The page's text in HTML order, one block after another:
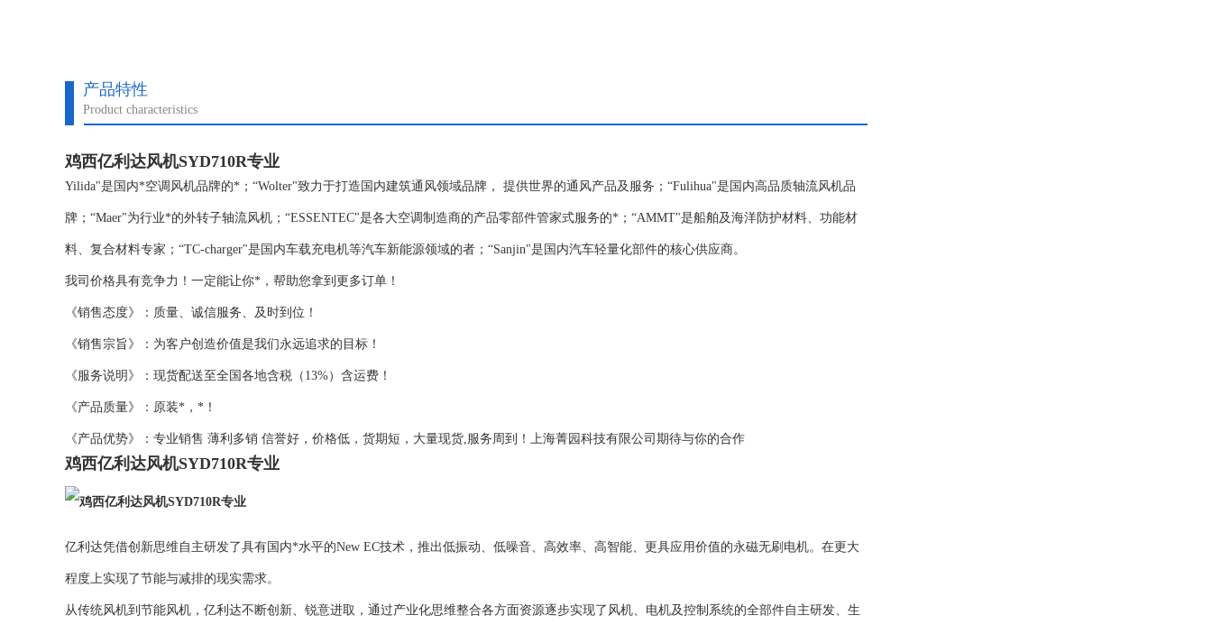
产品特性
Product characteristics
鸡西亿利达风机SYD710R专业
Yilida"是国内*空调风机品牌的*；“Wolter"致力于打造国内建筑通风领域品牌， 提供世界的通风产品及服务；“Fulihua"是国内高品质轴流风机品
牌；“Maer"为行业*的外转子轴流风机；“ESSENTEC"是各大空调制造商的产品零部件管家式服务的*；“AMMT"是船舶及海洋防护材料、功能材
料、复合材料专家；“TC-charger"是国内车载充电机等汽车新能源领域的者；“Sanjin"是国内汽车轻量化部件的核心供应商。
我司价格具有竞争力！一定能让你*，帮助您拿到更多订单！
《销售态度》：质量、诚信服务、及时到位！
《销售宗旨》：为客户创造价值是我们永远追求的目标！
《服务说明》：现货配送至全国各地含税（13%）含运费！
《产品质量》：原装*，*！
《产品优势》：专业销售 薄利多销 信誉好，价格低，货期短，大量现货,服务周到！上海菁园科技有限公司期待与你的合作
鸡西亿利达风机SYD710R专业
亿利达凭借创新思维自主研发了具有国内*水平的New EC技术，推出低振动、低噪音、高效率、高智能、更具应用价值的永磁无刷电机。在更大
程度上实现了节能与减排的现实需求。
从传统风机到节能风机，亿利达不断创新、锐意进取，通过产业化思维整合各方面资源逐步实现了风机、电机及控制系统的全部件自主研发、生